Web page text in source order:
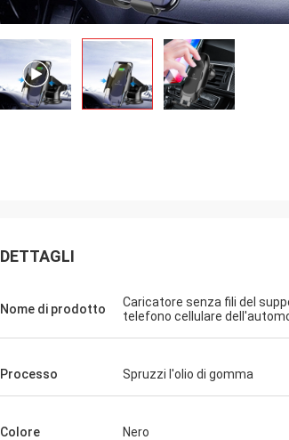
DETTAGLI
Nome di prodotto
Caricatore senza fili del
telefono cellulare
Processo Spruzzi l'olio di gomma
Colore Nero